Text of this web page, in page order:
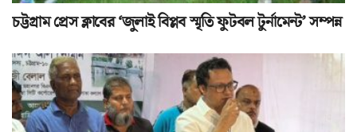
চট্টগ্রাম প্রেস ক্লাবের ‘জুলাই বিপ্লব স্মৃতি ফুটবল টুর্নামেন্ট’ সম্পন্ন